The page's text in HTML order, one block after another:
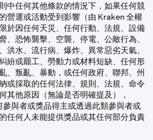
中任何其他條款的情況下，如果任何競
營運或活動受到影響（由 Kraken 全權
於因任何天災、任何行動、法規、設備
、恐怖襲擊、空襲、停電、公敵行為、
洪水、流行病、爆炸、異常惡劣天氣、
紛或罷工、勞動力或材料短缺、任何形
、叛亂、暴動，或任何政府、聯邦、州
或採取的任何法律、規則、法規、命令
其他原因（無論是否明確提及），
與者或獎品得主或透過此類參與者或
任何人未能提供獎品或其任何部分負責